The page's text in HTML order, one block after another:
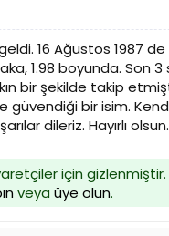
a
r
i
h
i
16 Ağustos 1987
1.98 boyunda. Son 3
bir şekilde takip
güvendiği bir isim.
dileriz. Hayırlı olsun.
için
veya üye olun.